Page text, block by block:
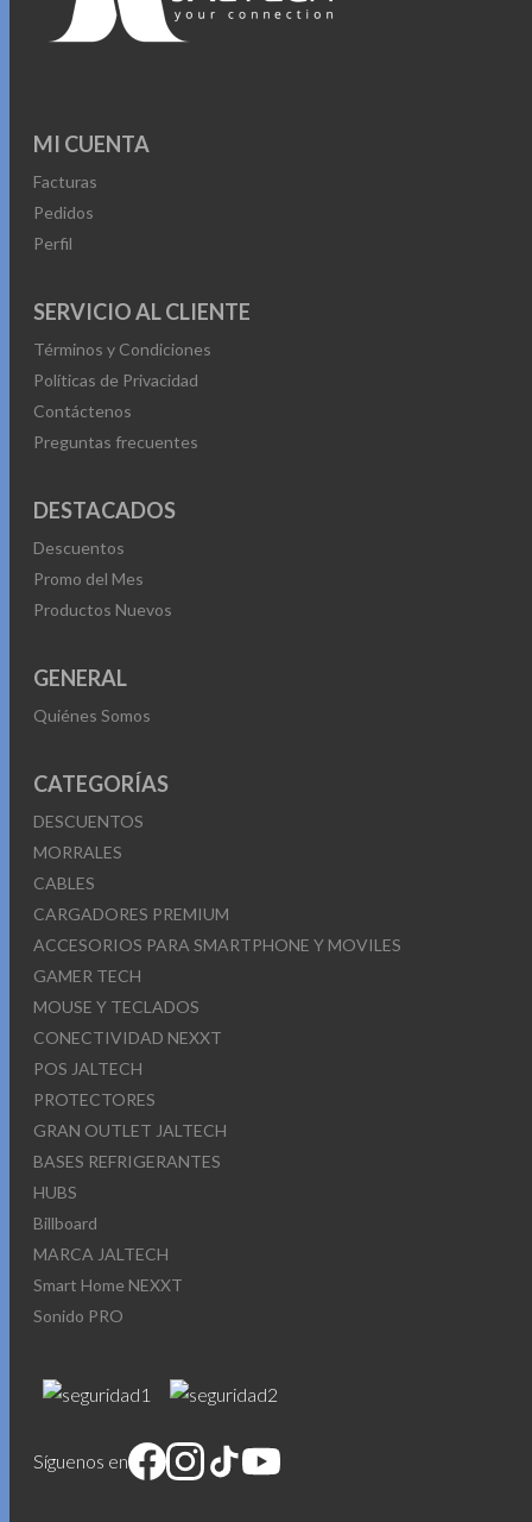
MI CUENTA
Facturas
Pedidos
Perfil
SERVICIO AL CLIENTE
Términos y Condiciones
Políticas de Privacidad
Contáctenos
Preguntas frecuentes
DESTACADOS
Descuentos
Promo del Mes
Productos Nuevos
GENERAL
Quiénes Somos
CATEGORÍAS
DESCUENTOS
MORRALES
CABLES
CARGADORES PREMIUM
ACCESORIOS PARA SMARTPHONE Y MOVILES
GAMER TECH
MOUSE Y TECLADOS
CONECTIVIDAD NEXXT
POS JALTECH
PROTECTORES
GRAN OUTLET JALTECH
BASES REFRIGERANTES
HUBS
Billboard
MARCA JALTECH
Smart Home NEXXT
Sonido PRO
Síguenos en